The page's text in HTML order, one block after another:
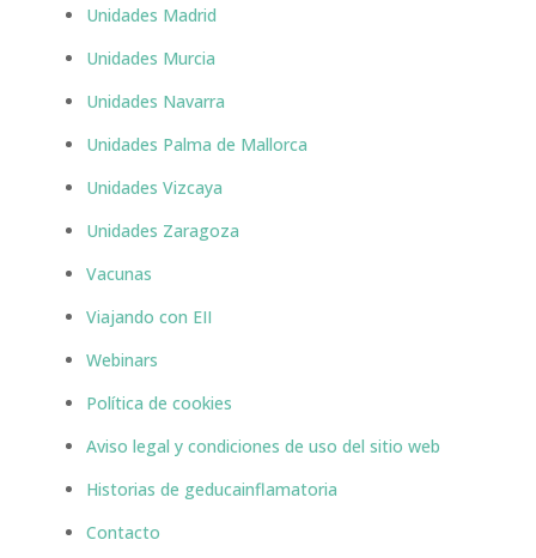
Unidades Madrid
Unidades Murcia
Unidades Navarra
Unidades Palma de Mallorca
Unidades Vizcaya
Unidades Zaragoza
Vacunas
Viajando con EII
Webinars
Política de cookies
Aviso legal y condiciones de uso del sitio web
Historias de geducainflamatoria
Contacto